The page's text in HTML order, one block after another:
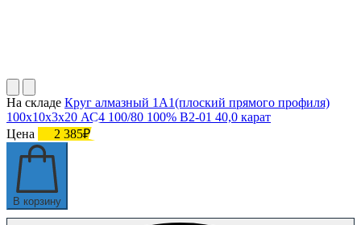
На складе Круг алмазный 1А1(плоский прямого профиля)
100х10х3х20 АС4 100/80 100% В2-01 40,0 карат
Цена
2 385₽
В корзину